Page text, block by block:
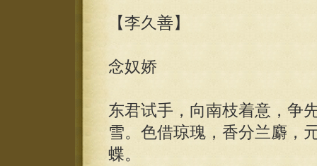
【李久善】
念奴娇
东君试手，向南枝着意，争
雪。色借琼瑰，香分兰麝，
蝶。